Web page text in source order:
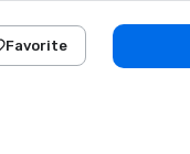
Favorite